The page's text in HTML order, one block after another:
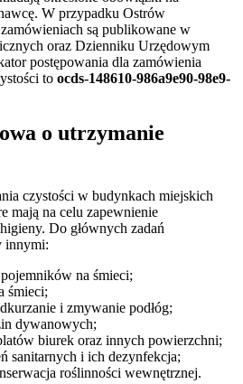
W przypadku Ostrów
są publikowane w
oraz Dzienniku Urzędowym
postępowania dla zamówienia
to ocds-148610-986a9e90-98e9-
o utrzymanie
czystości w budynkach miejskich
mają na celu zapewnienie
Do głównych zadań
innymi:
na śmieci;
śmieci;
i zmywanie podłóg;
dywanowych;
biurek oraz innych powierzchni;
sanitarnych i ich dezynfekcja;
roślinności wewnętrznej.